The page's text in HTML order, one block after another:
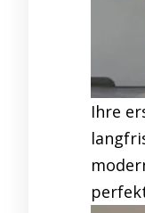
Ihre